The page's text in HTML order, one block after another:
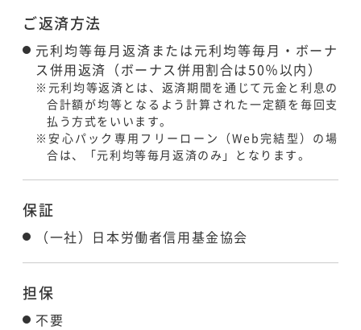
ご返済方法
元利均等毎月返済または元利均等毎月・ボーナ
ス併用返済（ボーナス併用割合は50％以内）
※元利均等返済とは、返済期間を通じて元金と利息の
合計額が均等となるよう計算された一定額を毎回支
払う方式をいいます。
※安心パック専用フリーローン（Web完結型）の場
合は、「元利均等毎月返済のみ」となります。
保証
（一社）日本労働者信用基金協会
担保
不要